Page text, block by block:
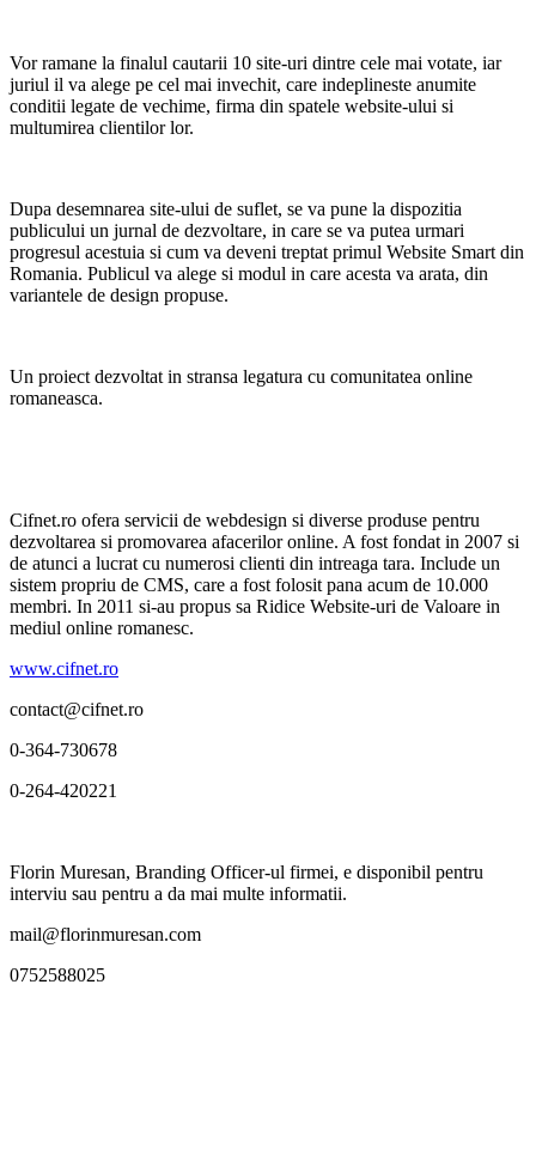
Vor ramane la finalul cautarii 10 site-uri dintre cele mai votate, iar
juriul il va alege pe cel mai invechit, care indeplineste anumite
conditii legate de vechime, firma din spatele website-ului si
multumirea clientilor lor.
Dupa desemnarea site-ului de suflet, se va pune la dispozitia
publicului un jurnal de dezvoltare, in care se va putea urmari
progresul acestuia si cum va deveni treptat primul Website Smart din
Romania. Publicul va alege si modul in care acesta va arata, din
variantele de design propuse.
Un proiect dezvoltat in stransa legatura cu comunitatea online
romaneasca.
Cifnet.ro ofera servicii de webdesign si diverse produse pentru
dezvoltarea si promovarea afacerilor online. A fost fondat in 2007 si
de atunci a lucrat cu numerosi clienti din intreaga tara. Include un
sistem propriu de CMS, care a fost folosit pana acum de 10.000
membri. In 2011 si-au propus sa Ridice Website-uri de Valoare in
mediul online romanesc.
www.cifnet.ro
contact@cifnet.ro
0-364-730678
0-264-420221
Florin Muresan, Branding Officer-ul firmei, e disponibil pentru
interviu sau pentru a da mai multe informatii.
mail@florinmuresan.com
0752588025